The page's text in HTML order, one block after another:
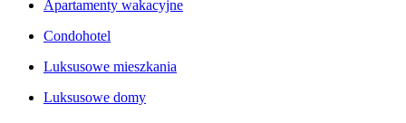
Apartamenty wakacyjne
Condohotel
Luksusowe mieszkania
Luksusowe domy